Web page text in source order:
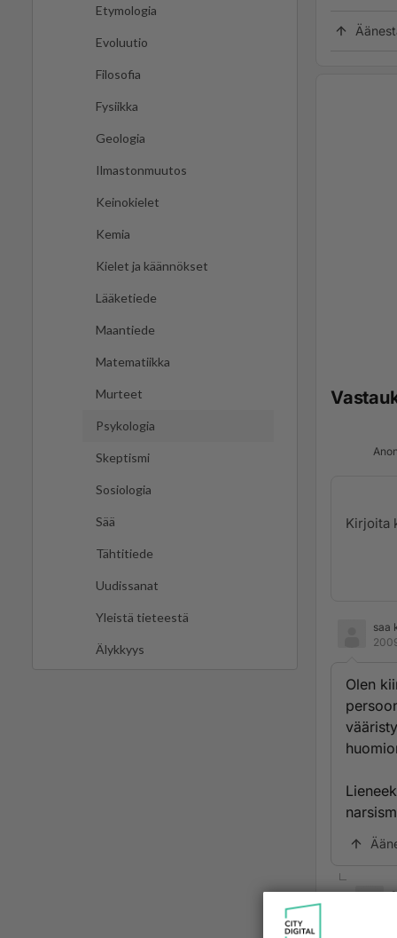
Etymologia
Evoluutio
Filosofia
Fysiikka
Geologia
Ilmastonmuutos
Keinokielet
Kemia
Kielet ja käännökset
Lääketiede
Maantiede
Matematiikka
Murteet
Psykologia
Skeptismi
Sosiologia
Sää
Tähtitiede
Uudissanat
Yleistä tieteestä
Älykkyys
saa
Olen